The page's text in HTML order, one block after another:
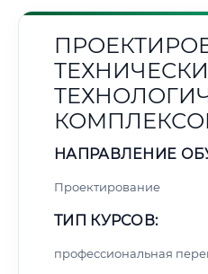
НАПРАВЛЕНИЕ
Проектирование
ТИП КУРСОВ:
профессиональная